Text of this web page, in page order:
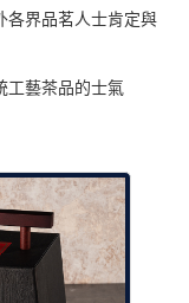
各界品茗人士肯定與
工藝茶品的士氣